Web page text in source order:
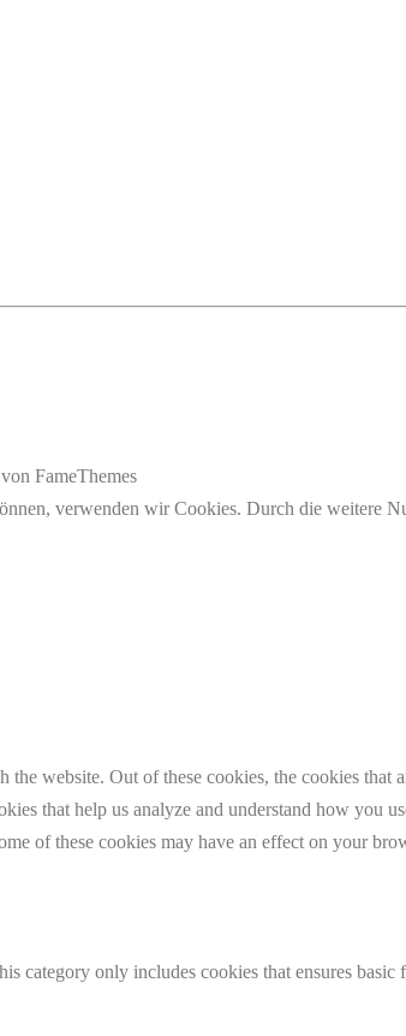
FameThemes
verwenden wir Cookies. Durch die weitere
website. Out of these cookies, the cookies that
that help us analyze and understand how you
of these cookies may have an effect on your
category only includes cookies that ensures